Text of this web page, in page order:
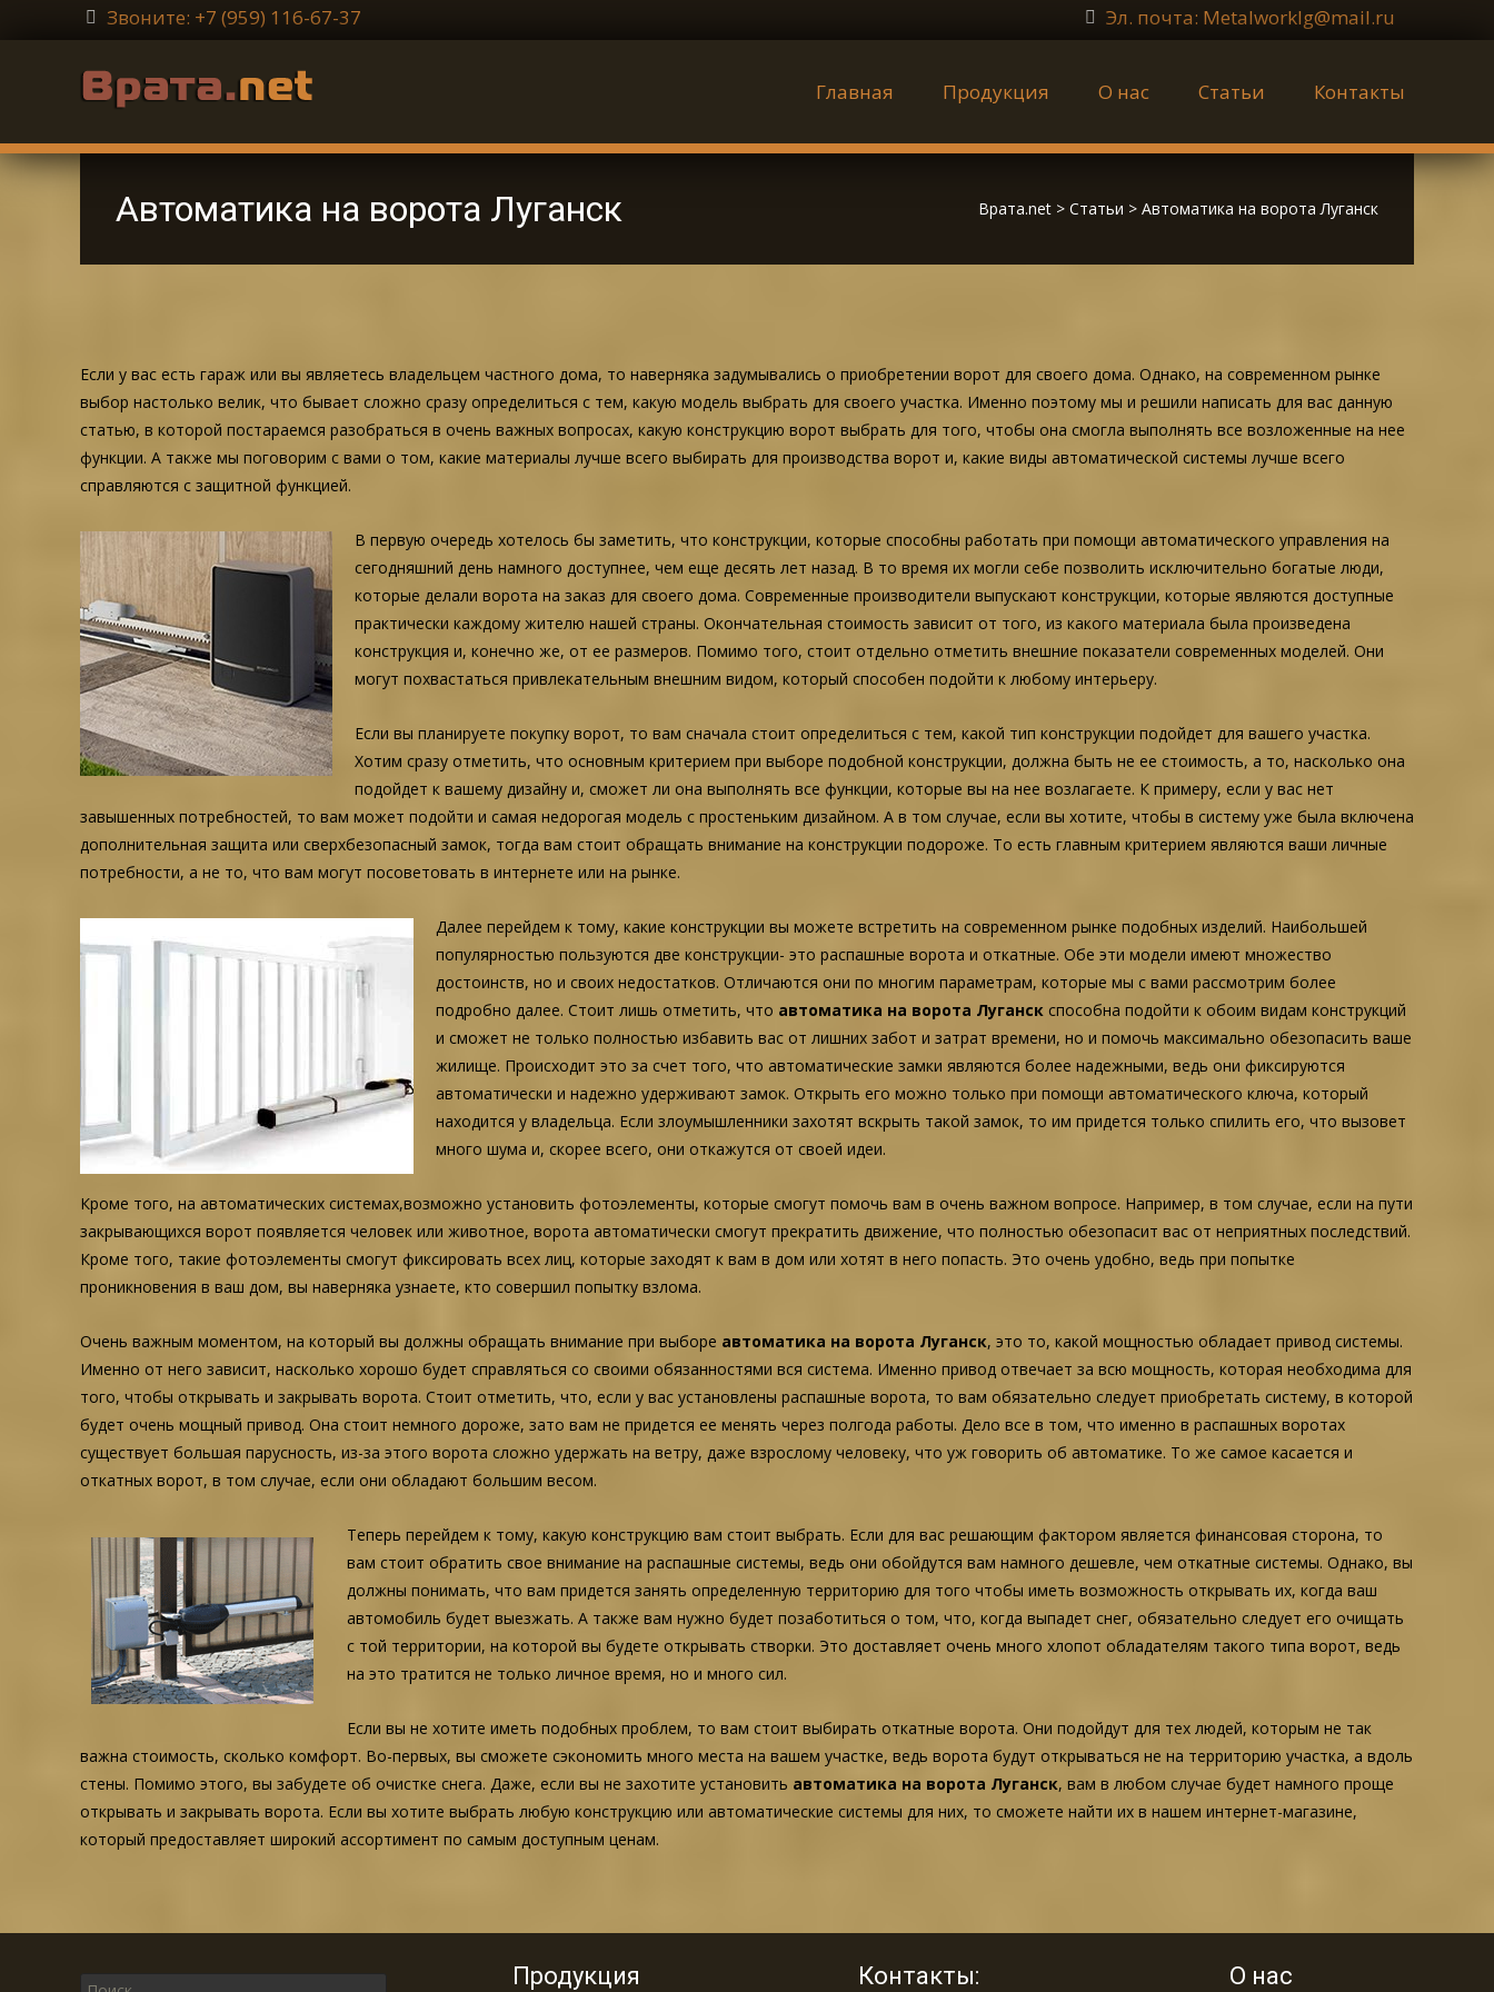
Звоните: +7 (959) 116-67-37 Эл. почта: Metalworklg@mail.ru
Главная Продукция О нас Статьи Контакты
Автоматика на ворота Луганск Врата.net > Статьи > Автоматика на ворота Луганск
Если у вас есть гараж или вы являетесь владельцем частного дома, то наверняка задумывались о приобретении ворот для своего дома. Однако, на современном рынке
выбор настолько велик, что бывает сложно сразу определиться с тем, какую модель выбрать для своего участка. Именно поэтому мы и решили написать для вас данную
статью, в которой постараемся разобраться в очень важных вопросах, какую конструкцию ворот выбрать для того, чтобы она смогла выполнять все возложенные на нее
функции. А также мы поговорим с вами о том, какие материалы лучше всего выбирать для производства ворот и, какие виды автоматической системы лучше всего
справляются с защитной функцией.
В первую очередь хотелось бы заметить, что конструкции, которые способны работать при помощи автоматического управления на
сегодняшний день намного доступнее, чем еще десять лет назад. В то время их могли себе позволить исключительно богатые люди,
которые делали ворота на заказ для своего дома. Современные производители выпускают конструкции, которые являются доступные
практически каждому жителю нашей страны. Окончательная стоимость зависит от того, из какого материала была произведена
конструкция и, конечно же, от ее размеров. Помимо того, стоит отдельно отметить внешние показатели современных моделей. Они
могут похвастаться привлекательным внешним видом, который способен подойти к любому интерьеру.
Если вы планируете покупку ворот, то вам сначала стоит определиться с тем, какой тип конструкции подойдет для вашего участка.
Хотим сразу отметить, что основным критерием при выборе подобной конструкции, должна быть не ее стоимость, а то, насколько она
подойдет к вашему дизайну и, сможет ли она выполнять все функции, которые вы на нее возлагаете. К примеру, если у вас нет
завышенных потребностей, то вам может подойти и самая недорогая модель с простеньким дизайном. А в том случае, если вы хотите, чтобы в систему уже была включена
дополнительная защита или сверхбезопасный замок, тогда вам стоит обращать внимание на конструкции подороже. То есть главным критерием являются ваши личные
потребности, а не то, что вам могут посоветовать в интернете или на рынке.
Далее перейдем к тому, какие конструкции вы можете встретить на современном рынке подобных изделий. Наибольшей
популярностью пользуются две конструкции- это распашные ворота и откатные. Обе эти модели имеют множество
достоинств, но и своих недостатков. Отличаются они по многим параметрам, которые мы с вами рассмотрим более
подробно далее. Стоит лишь отметить, что автоматика на ворота Луганск способна подойти к обоим видам конструкций
и сможет не только полностью избавить вас от лишних забот и затрат времени, но и помочь максимально обезопасить ваше
жилище. Происходит это за счет того, что автоматические замки являются более надежными, ведь они фиксируются
автоматически и надежно удерживают замок. Открыть его можно только при помощи автоматического ключа, который
находится у владельца. Если злоумышленники захотят вскрыть такой замок, то им придется только спилить его, что вызовет
много шума и, скорее всего, они откажутся от своей идеи.
Кроме того, на автоматических системах,возможно установить фотоэлементы, которые смогут помочь вам в очень важном вопросе. Например, в том случае, если на пути
закрывающихся ворот появляется человек или животное, ворота автоматически смогут прекратить движение, что полностью обезопасит вас от неприятных последствий.
Кроме того, такие фотоэлементы смогут фиксировать всех лиц, которые заходят к вам в дом или хотят в него попасть. Это очень удобно, ведь при попытке
проникновения в ваш дом, вы наверняка узнаете, кто совершил попытку взлома.
Очень важным моментом, на который вы должны обращать внимание при выборе автоматика на ворота Луганск, это то, какой мощностью обладает привод системы.
Именно от него зависит, насколько хорошо будет справляться со своими обязанностями вся система. Именно привод отвечает за всю мощность, которая необходима для
того, чтобы открывать и закрывать ворота. Стоит отметить, что, если у вас установлены распашные ворота, то вам обязательно следует приобретать систему, в которой
будет очень мощный привод. Она стоит немного дороже, зато вам не придется ее менять через полгода работы. Дело все в том, что именно в распашных воротах
существует большая парусность, из-за этого ворота сложно удержать на ветру, даже взрослому человеку, что уж говорить об автоматике. То же самое касается и
откатных ворот, в том случае, если они обладают большим весом.
Теперь перейдем к тому, какую конструкцию вам стоит выбрать. Если для вас решающим фактором является финансовая сторона, то
вам стоит обратить свое внимание на распашные системы, ведь они обойдутся вам намного дешевле, чем откатные системы. Однако, вы
должны понимать, что вам придется занять определенную территорию для того чтобы иметь возможность открывать их, когда ваш
автомобиль будет выезжать. А также вам нужно будет позаботиться о том, что, когда выпадет снег, обязательно следует его очищать
с той территории, на которой вы будете открывать створки. Это доставляет очень много хлопот обладателям такого типа ворот, ведь
на это тратится не только личное время, но и много сил.
Если вы не хотите иметь подобных проблем, то вам стоит выбирать откатные ворота. Они подойдут для тех людей, которым не так
важна стоимость, сколько комфорт. Во-первых, вы сможете сэкономить много места на вашем участке, ведь ворота будут открываться не на территорию участка, а вдоль
стены. Помимо этого, вы забудете об очистке снега. Даже, если вы не захотите установить автоматика на ворота Луганск, вам в любом случае будет намного проще
открывать и закрывать ворота. Если вы хотите выбрать любую конструкцию или автоматические системы для них, то сможете найти их в нашем интернет-магазине,
который предоставляет широкий ассортимент по самым доступным ценам.
Поиск для: Продукция Контакты: О нас